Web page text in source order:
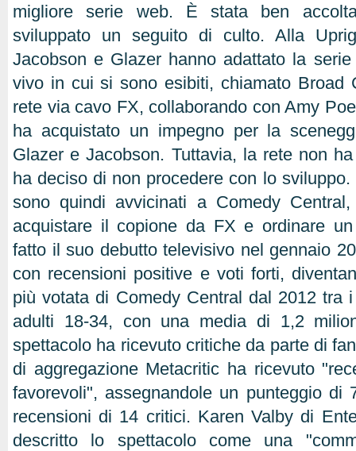
migliore serie web. È stata ben
sviluppato un seguito di culto. Alla
Jacobson e Glazer hanno adattato la
vivo in cui si sono esibiti, chiamato Broad
rete via cavo FX, collaborando con Amy
ha acquistato un impegno per la
Glazer e Jacobson. Tuttavia, la rete non
ha deciso di non procedere con lo
sono quindi avvicinati a Comedy
acquistare il copione da FX e ordinare
fatto il suo debutto televisivo nel gennaio
con recensioni positive e voti forti,
più votata di Comedy Central dal 2012 tra
adulti 18-34, con una media di 1,2
spettacolo ha ricevuto critiche da parte di
di aggregazione Metacritic ha ricevuto
favorevoli", assegnandole un punteggio di
recensioni di 14 critici. Karen Valby di
descritto lo spettacolo come una